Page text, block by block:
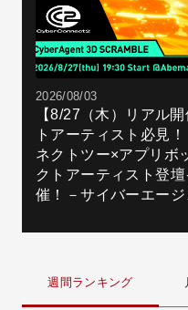
2026/08/03
【8/27（木）リアル
トアーティスト必見
ネクトツー×アプリ
クトアーティスト登
催！－サイバーエージ
週間ランキング